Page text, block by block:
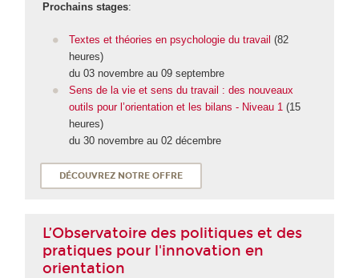
Prochains stages:
Textes et théories en psychologie du travail (82
heures)
du 03 novembre au 09 septembre
Sens de la vie et sens du travail : des nouveaux
outils pour l’orientation et les bilans - Niveau 1 (15
heures)
du 30 novembre au 02 décembre
DÉCOUVREZ NOTRE OFFRE
L’Observatoire des politiques et des
pratiques pour l'innovation en
orientation